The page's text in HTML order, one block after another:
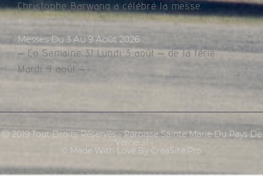
Christophe Barwang a célébré la messe.
Messes Du 3 Au 9 Août 2026
– Co Semaine 31 Lundi 3 août – de la férie
Mardi 4 août –
Ⓒ 2019 Tout Droits Réservés - Paroisse Sainte Marie Du Pays De
Verneuil
© Made With Love By CreaSite.Pro